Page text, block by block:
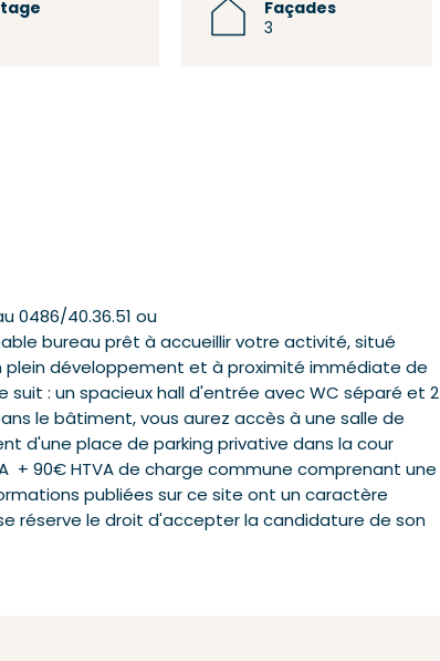
Façades
3
0486/40.36.51 ou
bureau prêt à accueillir votre activité, situé
développement et à proximité immédiate de
: un spacieux hall d'entrée avec WC séparé et 2
le bâtiment, vous aurez accès à une salle de
d'une place de parking privative dans la cour
+ 90€ HTVA de charge commune comprenant une
publiées sur ce site ont un caractère
réserve le droit d'accepter la candidature de son